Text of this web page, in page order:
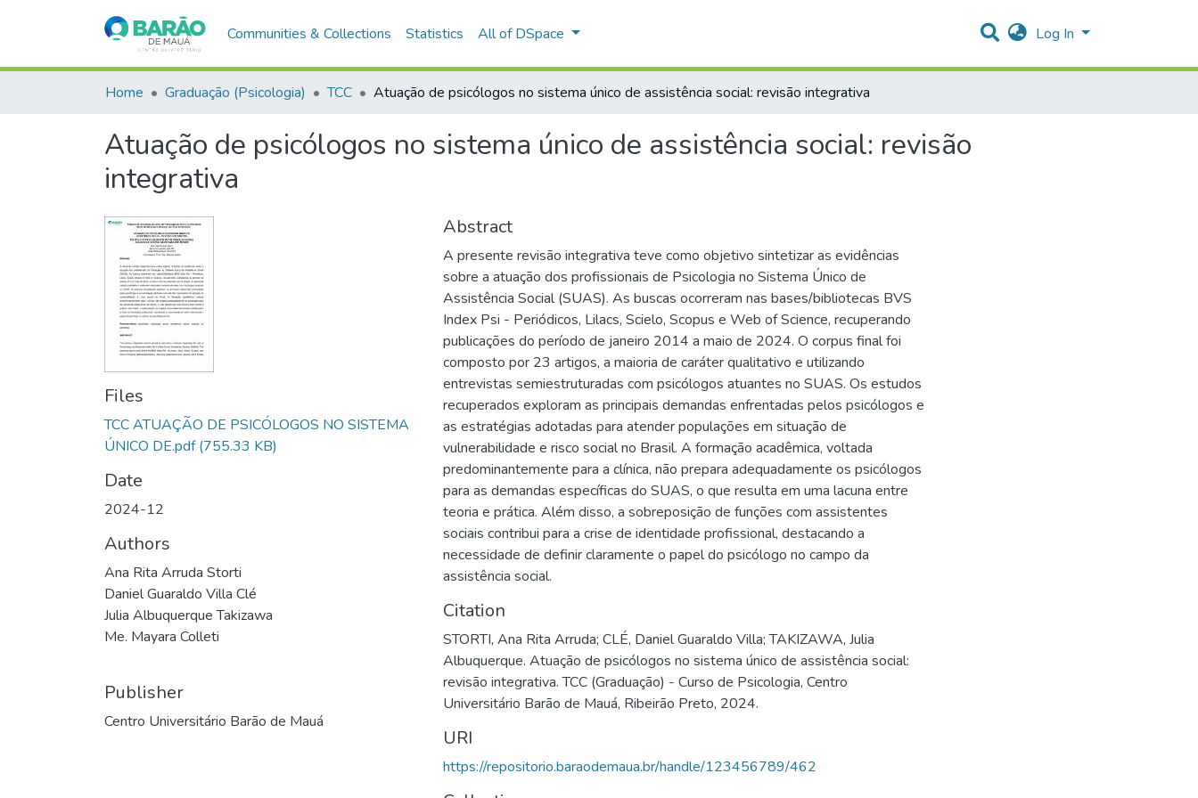
Communities & Collections Statistics All of DSpace Log In
Home Graduação (Psicologia) TCC Atuação de psicólogos no sistema único de assistência social: revisão integrativa
Atuação de psicólogos no sistema único de assistência social: revisão
integrativa
Files
TCC ATUAÇÃO DE PSICÓLOGOS NO SISTEMA
ÚNICO DE.pdf (755.33 KB)
Date
2024-12
Authors
Ana Rita Arruda Storti
Daniel Guaraldo Villa Clé
Julia Albuquerque Takizawa
Me. Mayara Colleti
Publisher
Centro Universitário Barão de Mauá
Abstract
A presente revisão integrativa teve como objetivo sintetizar as evidências
sobre a atuação dos profissionais de Psicologia no Sistema Único de
Assistência Social (SUAS). As buscas ocorreram nas bases/bibliotecas BVS
Index Psi - Periódicos, Lilacs, Scielo, Scopus e Web of Science, recuperando
publicações do período de janeiro 2014 a maio de 2024. O corpus final foi
composto por 23 artigos, a maioria de caráter qualitativo e utilizando
entrevistas semiestruturadas com psicólogos atuantes no SUAS. Os estudos
recuperados exploram as principais demandas enfrentadas pelos psicólogos e
as estratégias adotadas para atender populações em situação de
vulnerabilidade e risco social no Brasil. A formação acadêmica, voltada
predominantemente para a clínica, não prepara adequadamente os psicólogos
para as demandas específicas do SUAS, o que resulta em uma lacuna entre
teoria e prática. Além disso, a sobreposição de funções com assistentes
sociais contribui para a crise de identidade profissional, destacando a
necessidade de definir claramente o papel do psicólogo no campo da
assistência social.
Citation
STORTI, Ana Rita Arruda; CLÉ, Daniel Guaraldo Villa; TAKIZAWA, Julia
Albuquerque. Atuação de psicólogos no sistema único de assistência social:
revisão integrativa. TCC (Graduação) - Curso de Psicologia, Centro
Universitário Barão de Mauá, Ribeirão Preto, 2024.
URI
https://repositorio.baraodemaua.br/handle/123456789/462